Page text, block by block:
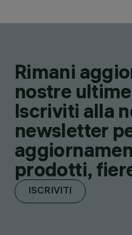
Rimani
nostre
Iscriviti alla
newsletter
prodotti,
ISCRIVITI